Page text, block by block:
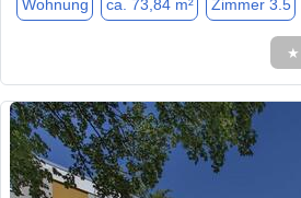
Wohnung ca. 73,84 m² Zimmer 3.5
★